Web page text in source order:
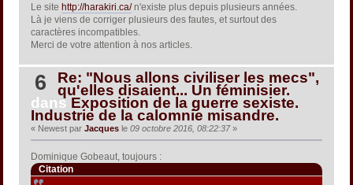
Le site http://harakiri.ca/n'existe plus depuis plusieurs années.
Là je viens de corriger plusieurs des fautes, et surtout des
caractères incompatibles.
Merci de votre attention à nos articles.
6 Re: "Nous allons civiliser les mecs",
qu'elles disaient... Un féminisier.
dans Exposition de la guerre sexiste.
Industrie de la calomnie misandre.
« Newest par Jacques le09 octobre 2016, 08:22:37»
Dominique Gobeaut, toujours :
Citation